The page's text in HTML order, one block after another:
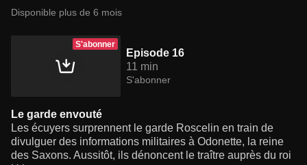
Disponible plus de 6 mois
S'abonner
Episode 16
11 min
S'abonner
Le garde envouté
Les écuyers surprennent le garde Roscelin en train de
divulguer des informations militaires à Odonette, la reine
des Saxons. Aussitôt, ils dénoncent le traître auprès du roi